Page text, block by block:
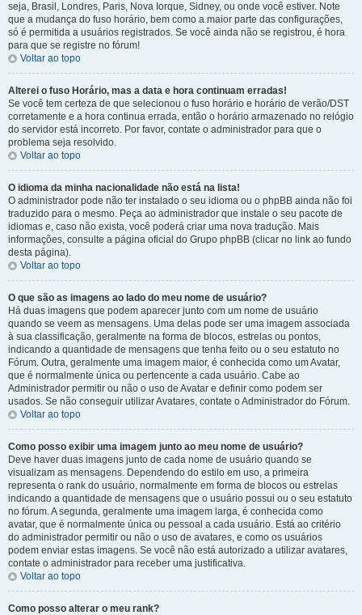
seja, Brasil, Londres, Paris, Nova Iorque, Sidney, ou onde você estiver. Note
que a mudança do fuso horário, bem como a maior parte das configurações,
só é permitida a usuários registrados. Se você ainda não se registrou, é hora
para que se registre no fórum!
Voltar ao topo
Alterei o fuso Horário, mas a data e hora continuam erradas!
Se você tem certeza de que selecionou o fuso horário e horário de verão/DST
corretamente e a hora continua errada, então o horário armazenado no relógio
do servidor está incorreto. Por favor, contate o administrador para que o
problema seja resolvido.
Voltar ao topo
O idioma da minha nacionalidade não está na lista!
O administrador pode não ter instalado o seu idioma ou o phpBB ainda não foi
traduzido para o mesmo. Peça ao administrador que instale o seu pacote de
idiomas e, caso não exista, você poderá criar uma nova tradução. Mais
informações, consulte a página oficial do Grupo phpBB (clicar no link ao fundo
desta página).
Voltar ao topo
O que são as imagens ao lado do meu nome de usuário?
Há duas imagens que podem aparecer junto com um nome de usuário
quando se veem as mensagens. Uma delas pode ser uma imagem associada
à sua classificação, geralmente na forma de blocos, estrelas ou pontos,
indicando a quantidade de mensagens que tenha feito ou o seu estatuto no
Fórum. Outra, geralmente uma imagem maior, é conhecida como um Avatar,
que é normalmente única ou pertencente a cada usuário. Cabe ao
Administrador permitir ou não o uso de Avatar e definir como podem ser
usados. Se não conseguir utilizar Avatares, contate o Administrador do Fórum.
Voltar ao topo
Como posso exibir uma imagem junto ao meu nome de usuário?
Deve haver duas imagens junto de cada nome de usuário quando se
visualizam as mensagens. Dependendo do estilo em uso, a primeira
representa o rank do usuário, normalmente em forma de blocos ou estrelas
indicando a quantidade de mensagens que o usuário possui ou o seu estatuto
no fórum. A segunda, geralmente uma imagem larga, é conhecida como
avatar, que é normalmente única ou pessoal a cada usuário. Está ao critério
do administrador permitir ou não o uso de avatares, e como os usuários
podem enviar estas imagens. Se você não está autorizado a utilizar avatares,
contate o administrador para receber uma justificativa.
Voltar ao topo
Como posso alterar o meu rank?